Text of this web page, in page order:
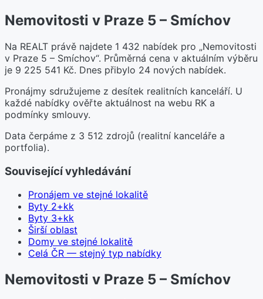
Nemovitosti v Praze 5 – Smíchov
Na REALT právě najdete 1 432 nabídek pro „Nemovitosti
v Praze 5 – Smíchov“. Průměrná cena v aktuálním výběru
je 9 225 541 Kč. Dnes přibylo 24 nových nabídek.
Pronájmy sdružujeme z desítek realitních kanceláří. U
každé nabídky ověřte aktuálnost na webu RK a
podmínky smlouvy.
Data čerpáme z 3 512 zdrojů (realitní kanceláře a
portfolia).
Související vyhledávání
Pronájem ve stejné lokalitě
Byty 2+kk
Byty 3+kk
Širší oblast
Domy ve stejné lokalitě
Celá ČR — stejný typ nabídky
Nemovitosti v Praze 5 – Smíchov